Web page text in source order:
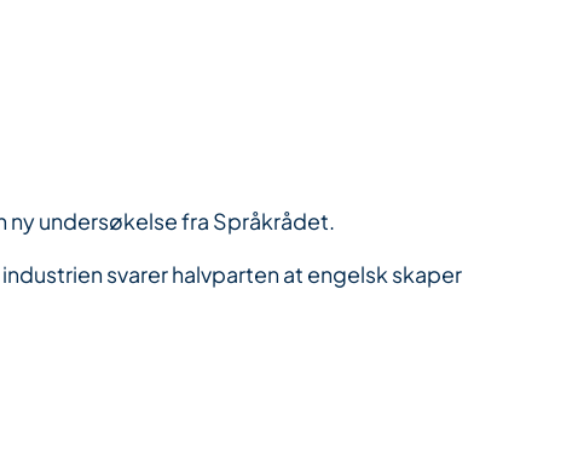
ny undersøkelse fra Språkrådet.
svarer halvparten at engelsk skaper